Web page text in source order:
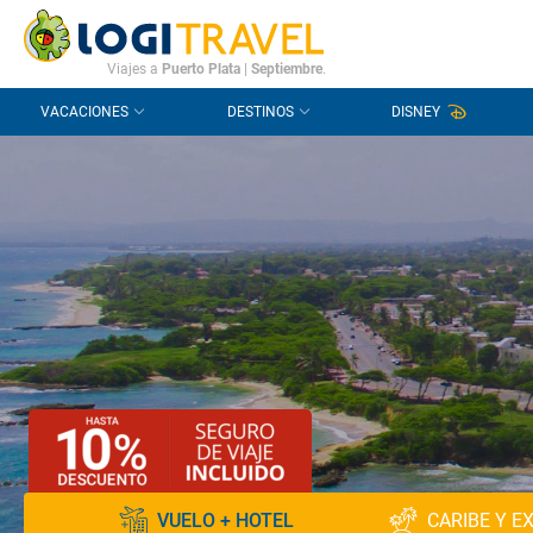
CONTACTO PREGUNTAS FRECUENTES
Viajes a Puerto Plata Septiembre.
VACACIONES DESTINOS DISNEY
VUELO + HOTEL CARIBE Y